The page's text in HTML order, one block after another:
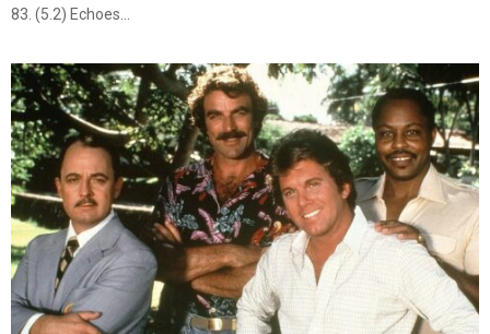
83. (5.2) Echoes...